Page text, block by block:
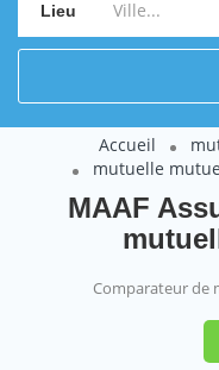
Lieu
Accueil
mutuelle
MAAF
Comparateur de